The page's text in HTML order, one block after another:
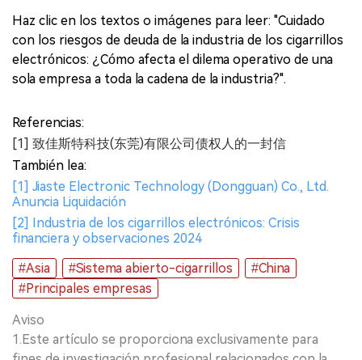
Haz clic en los textos o imágenes para leer: "Cuidado
con los riesgos de deuda de la industria de los cigarrillos
electrónicos: ¿Cómo afecta el dilema operativo de una
sola empresa a toda la cadena de la industria?".
Referencias:
[1] 致佳斯特科技(东莞)有限公司债权人的一封信
También lea:
[1] Jiaste Electronic Technology (Dongguan) Co., Ltd.
Anuncia Liquidación
[2] Industria de los cigarrillos electrónicos: Crisis
financiera y observaciones 2024
#Asia
#Sistema abierto-cigarrillos
#China
#Principales empresas
Aviso
1.Este artículo se proporciona exclusivamente para